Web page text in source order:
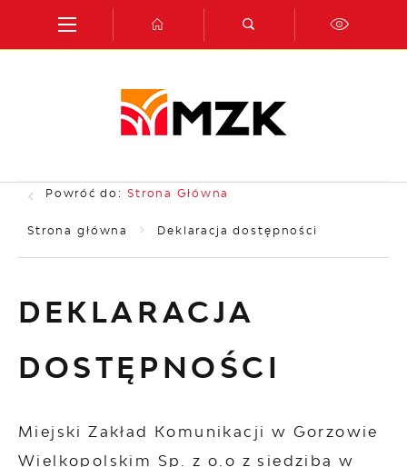
Przejdź do menu.
Przejdź do wyszukiwarki.
Przejdź do treści.
Przejdź do ustawień wielkości czcionki.
Włącz wersję kontrastową strony.
Powróć do: Strona Główna
Strona główna Deklaracja dostępności
DEKLARACJA
DOSTĘPNOŚCI
Miejski Zakład Komunikacji w Gorzowie
Wielkopolskim Sp. z o.o z siedzibą w